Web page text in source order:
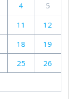
4
5
11
12
18
19
25
26